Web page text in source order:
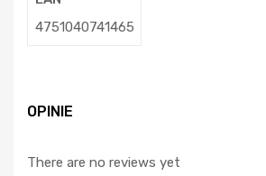
4751040741465
OPINIE
There are no reviews yet